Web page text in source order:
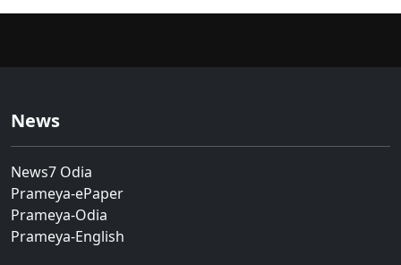
News
News7 Odia
Prameya-ePaper
Prameya-Odia
Prameya-English